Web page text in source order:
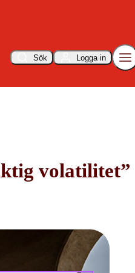
Sök Logga in
volatilitet”